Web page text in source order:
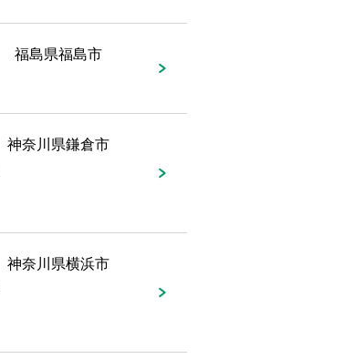
福島県福島市
神奈川県鎌倉市
神奈川県横浜市